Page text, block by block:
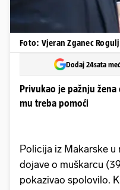
Foto: Vjeran Zganec
Dodaj 24sata
Privukao je pažnju
mu treba pomoći
Policija iz Makarske
dojave o muškarcu
pokazivao spolovilo.